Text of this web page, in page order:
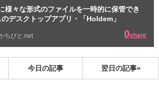
様々な形式のファイルを一時的に保管でき
デスクトップアプリ・「Holdem」
ちびと.net 0share
翌日の記事»
今日の記事